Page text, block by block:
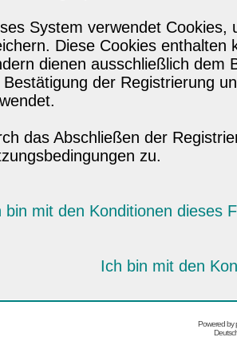
System verwendet
Diese Cookies enthalten
dienen ausschließlich dem
Bestätigung der Registrierung
das Abschließen der
zu.
bin mit den Konditionen dieses
Ich bin mit den
Powered by